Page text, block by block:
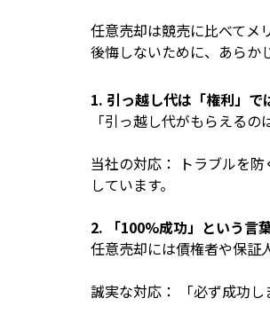
任意売却は競売に比べてメ
後悔しないために、あらか
1. 引っ越し代は「権利」で
「引っ越し代がもらえる
当社の対応： トラブルを
しています。
2. 「100%成功」という言
任意売却には債権者や保証
誠実な対応： 「必ず成功